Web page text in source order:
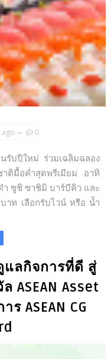
ago 0
รับปีใหม่ ร่วมเฉลิมฉลอง
ติมื้อค่ำสุดพรีเมียม อาทิ
ซูชิ ซาชิมิ บาร์บีคิว และ
าท เลือกรับไวน์ หรือ น้ำ
แลกิจการที่ดี สู่
ASEAN Asset
ร ASEAN CG